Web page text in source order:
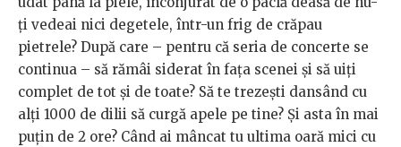
ți vedeai nici degetele, într-un frig de crăpau
pietrele? După care – pentru că seria de concerte se
continua – să rămâi siderat în fața scenei și să uiți
complet de tot și de toate? Să te trezești dansând cu
alți 1000 de dilii să curgă apele pe tine? Și asta în mai
puțin de 2 ore? Când ai mâncat tu ultima oară mici cu